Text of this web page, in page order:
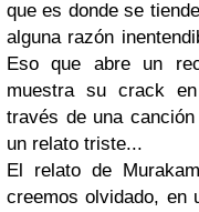
que es donde se
alguna razón
Eso que abre un
muestra su crack
través de una
un relato triste...
El relato de
creemos olvidado, en